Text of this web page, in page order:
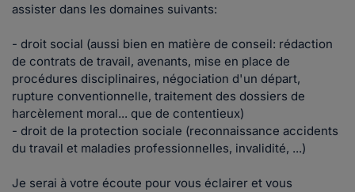
assister dans les domaines suivants:
- droit social (aussi bien en matière de conseil: rédaction
de contrats de travail, avenants, mise en place de
procédures disciplinaires, négociation d'un départ,
rupture conventionnelle, traitement des dossiers de
harcèlement moral... que de contentieux)
- droit de la protection sociale (reconnaissance accidents
du travail et maladies professionnelles, invalidité, ...)
Je serai à votre écoute pour vous éclairer et vous